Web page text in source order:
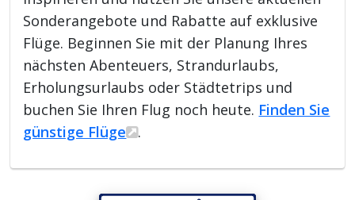
Sonderangebote und Rabatte auf exklusive
Flüge. Beginnen Sie mit der Planung Ihres
nächsten Abenteuers, Strandurlaubs,
Erholungsurlaubs oder Städtetrips und
buchen Sie Ihren Flug noch heute. Finden Sie
günstige Flüge
.